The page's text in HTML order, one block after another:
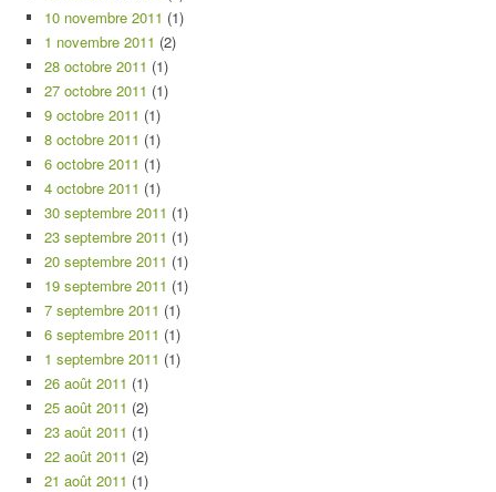
10 novembre 2011 (1)
1 novembre 2011 (2)
28 octobre 2011 (1)
27 octobre 2011 (1)
9 octobre 2011 (1)
8 octobre 2011 (1)
6 octobre 2011 (1)
4 octobre 2011 (1)
30 septembre 2011 (1)
23 septembre 2011 (1)
20 septembre 2011 (1)
19 septembre 2011 (1)
7 septembre 2011 (1)
6 septembre 2011 (1)
1 septembre 2011 (1)
26 août 2011 (1)
25 août 2011 (2)
23 août 2011 (1)
22 août 2011 (2)
21 août 2011 (1)